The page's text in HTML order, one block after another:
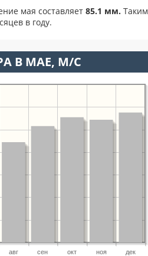
мая составляет 85.1 мм. Таким
в году.
В МАЕ, М/С
авг сен окт ноя дек